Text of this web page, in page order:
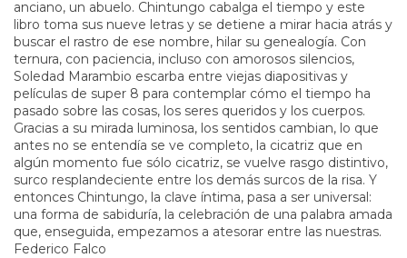
anciano, un abuelo. Chintungo cabalga el tiempo y este
libro toma sus nueve letras y se detiene a mirar hacia atrás y
buscar el rastro de ese nombre, hilar su genealogía. Con
ternura, con paciencia, incluso con amorosos silencios,
Soledad Marambio escarba entre viejas diapositivas y
películas de super 8 para contemplar cómo el tiempo ha
pasado sobre las cosas, los seres queridos y los cuerpos.
Gracias a su mirada luminosa, los sentidos cambian, lo que
antes no se entendía se ve completo, la cicatriz que en
algún momento fue sólo cicatriz, se vuelve rasgo distintivo,
surco resplandeciente entre los demás surcos de la risa. Y
entonces Chintungo, la clave íntima, pasa a ser universal:
una forma de sabiduría, la celebración de una palabra amada
que, enseguida, empezamos a atesorar entre las nuestras.
Federico Falco